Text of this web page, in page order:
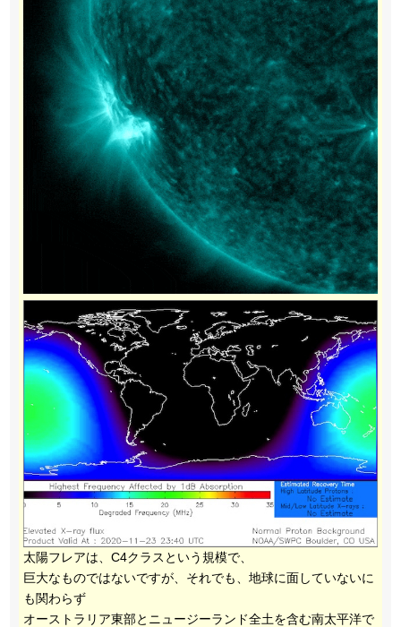
太陽フレアは、C4クラスという規模で、
巨大なものではないですが、それでも、地球に面していないに
も関わらず
オーストラリア東部とニュージーランド全土を含む南太平洋で